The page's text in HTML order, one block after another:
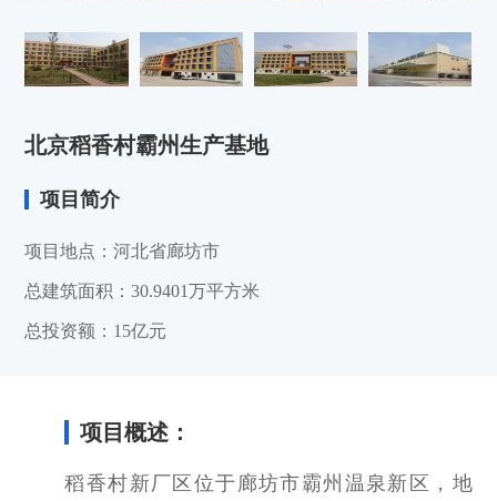
北京稻香村霸州生产基地
项目简介
项目地点：河北省廊坊市
总建筑面积：30.9401万平方米
总投资额：15亿元
项目概述：
稻香村新厂区位于廊坊市霸州温泉新区，地